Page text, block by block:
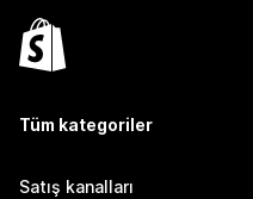
Tüm kategoriler
Satış kanalları